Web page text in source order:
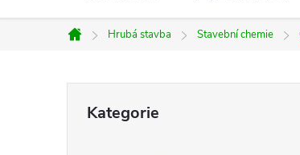
Domů
Hrubá stavba Stavební chemie
kategorie
Kategorie